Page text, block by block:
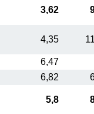
3,62
4,35
6,47
6,82
5,8